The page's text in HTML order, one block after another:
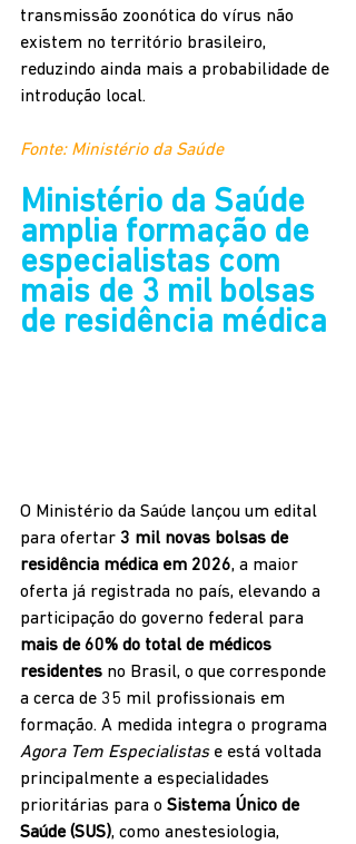
transmissão zoonótica do vírus não
existem no território brasileiro,
reduzindo ainda mais a probabilidade de
introdução local.
Fonte: Ministério da Saúde
Ministério da Saúde
amplia formação de
especialistas com
mais de 3 mil bolsas
de residência médica
O Ministério da Saúde lançou um edital
para ofertar 3 mil novas bolsas de
residência médica em 2026, a maior
oferta já registrada no país, elevando a
participação do governo federal para
mais de 60% do total de médicos
residentes no Brasil, o que corresponde
a cerca de 35 mil profissionais em
formação. A medida integra o programa
Agora Tem Especialistas e está voltada
principalmente a especialidades
prioritárias para o Sistema Único de
Saúde (SUS), como anestesiologia,